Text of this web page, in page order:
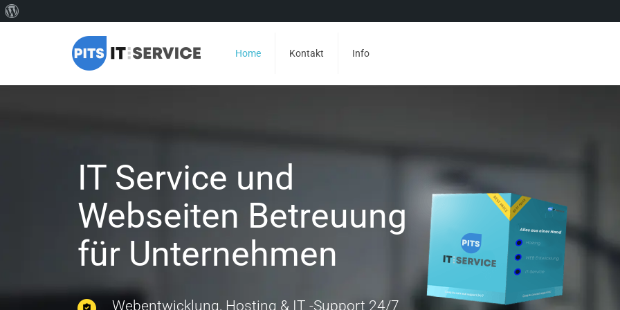
Home Kontakt Info
IT Service und
Webseiten Betreuung
für Unternehmen
Webentwicklung, Hosting & IT -Support 24/7